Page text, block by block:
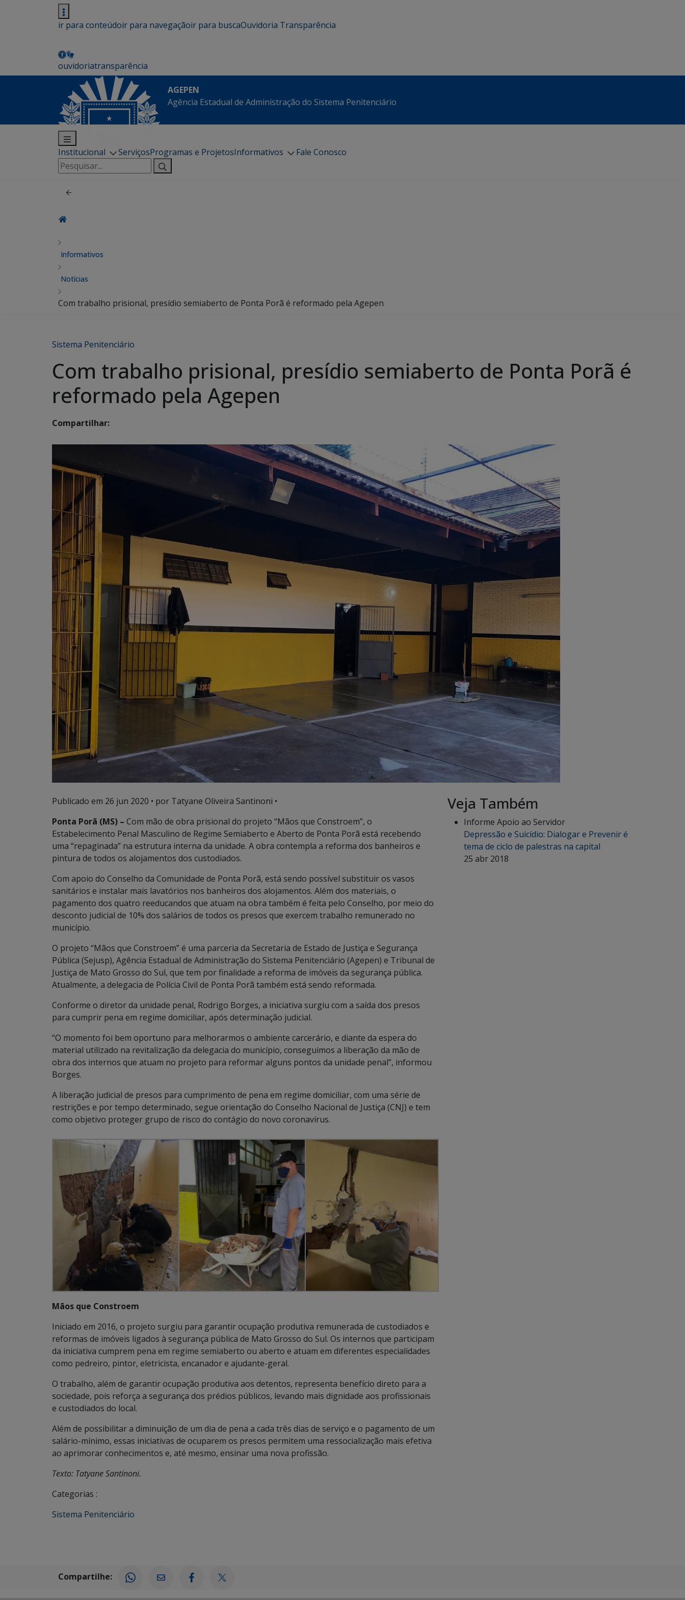
ir para conteúdoir para navegaçãoir para buscaOuvidoria Transparência
ouvidoriatransparência
AGEPEN
Agência Estadual de Administração do Sistema Penitenciário
Institucional ServiçosProgramas e ProjetosInformativos
Fale Conosco
Pesquisar
por:
Informativos
Notícias
Com trabalho prisional, presídio semiaberto de Ponta Porã é reformado pela Agepen
Sistema Penitenciário
Com trabalho prisional, presídio semiaberto de Ponta Porã é
reformado pela Agepen
Compartilhar:
Publicado em 26 jun 2020 • por Tatyane Oliveira Santinoni •
Ponta Porã (MS) – Com mão de obra prisional do projeto “Mãos que Constroem”, o
Estabelecimento Penal Masculino de Regime Semiaberto e Aberto de Ponta Porã está recebendo
uma “repaginada” na estrutura interna da unidade. A obra contempla a reforma dos banheiros e
pintura de todos os alojamentos dos custodiados.
Com apoio do Conselho da Comunidade de Ponta Porã, está sendo possível substituir os vasos
sanitários e instalar mais lavatórios nos banheiros dos alojamentos. Além dos materiais, o
pagamento dos quatro reeducandos que atuam na obra também é feita pelo Conselho, por meio do
desconto judicial de 10% dos salários de todos os presos que exercem trabalho remunerado no
município.
O projeto “Mãos que Constroem” é uma parceria da Secretaria de Estado de Justiça e Segurança
Pública (Sejusp), Agência Estadual de Administração do Sistema Penitenciário (Agepen) e Tribunal de
Justiça de Mato Grosso do Sul, que tem por finalidade a reforma de imóveis da segurança pública.
Atualmente, a delegacia de Polícia Civil de Ponta Porã também está sendo reformada.
Conforme o diretor da unidade penal, Rodrigo Borges, a iniciativa surgiu com a saída dos presos
para cumprir pena em regime domiciliar, após determinação judicial.
“O momento foi bem oportuno para melhorarmos o ambiente carcerário, e diante da espera do
material utilizado na revitalização da delegacia do município, conseguimos a liberação da mão de
obra dos internos que atuam no projeto para reformar alguns pontos da unidade penal”, informou
Borges.
A liberação judicial de presos para cumprimento de pena em regime domiciliar, com uma série de
restrições e por tempo determinado, segue orientação do Conselho Nacional de Justiça (CNJ) e tem
como objetivo proteger grupo de risco do contágio do novo coronavírus.
Mãos que Constroem
Iniciado em 2016, o projeto surgiu para garantir ocupação produtiva remunerada de custodiados e
reformas de imóveis ligados à segurança pública de Mato Grosso do Sul. Os internos que participam
da iniciativa cumprem pena em regime semiaberto ou aberto e atuam em diferentes especialidades
como pedreiro, pintor, eletricista, encanador e ajudante-geral.
O trabalho, além de garantir ocupação produtiva aos detentos, representa benefício direto para a
sociedade, pois reforça a segurança dos prédios públicos, levando mais dignidade aos profissionais
e custodiados do local.
Além de possibilitar a diminuição de um dia de pena a cada três dias de serviço e o pagamento de um
salário-mínimo, essas iniciativas de ocuparem os presos permitem uma ressocialização mais efetiva
ao aprimorar conhecimentos e, até mesmo, ensinar uma nova profissão.
Texto: Tatyane Santinoni.
Categorias :
Sistema Penitenciário
Veja Também
Informe Apoio ao Servidor
Depressão e Suicídio: Dialogar e Prevenir é
tema de ciclo de palestras na capital
25 abr 2018
Compartilhe: